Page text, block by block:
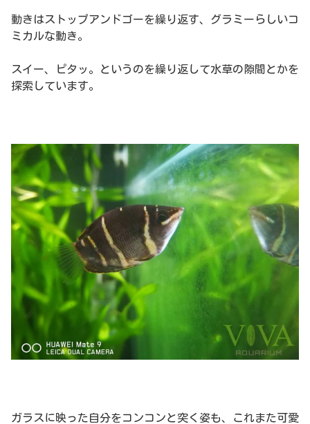
動きはストップアンドゴーを繰り返す、グラミーらしいコ
ミカルな動き。
スイー、ピタッ。というのを繰り返して水草の隙間とかを
探索しています。
ガラスに映った自分をコンコンと突く姿も、これまた可愛